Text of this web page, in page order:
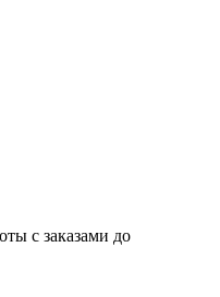
с заказами до